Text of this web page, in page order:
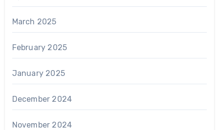
March 2025
February 2025
January 2025
December 2024
November 2024